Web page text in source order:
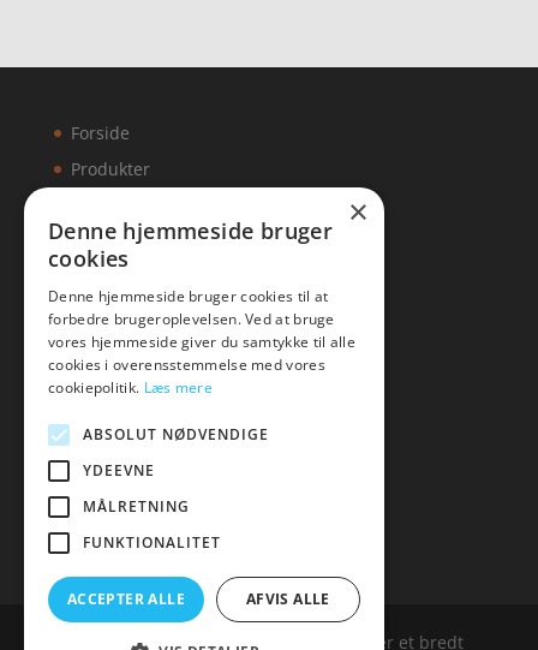
Forside
Produkter
Artikler
Malawigruppen
Mail:hej@malawigruppen.dk
Malawigruppen.dk er siden, der samler et bredt
×
Denne hjemmeside bruger
cookies
Denne hjemmeside bruger cookies til at
forbedre brugeroplevelsen. Ved at bruge
vores hjemmeside giver du samtykke til alle
cookies i overensstemmelse med vores
cookiepolitik. Læs mere
ABSOLUT NØDVENDIGE
YDEEVNE
MÅLRETNING
FUNKTIONALITET
ACCEPTER ALLE AFVIS ALLE